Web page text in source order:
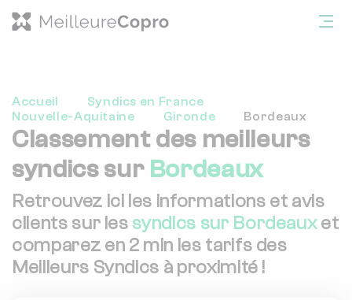
Accueil
Syndics en France
Nouvelle-Aquitaine
Gironde Bordeaux
Classement des meilleurs
syndics sur Bordeaux
Retrouvez ici les informations et avis
clients sur les syndics sur Bordeauxet
comparez en 2 min les tarifs des
Meilleurs Syndics à proximité !